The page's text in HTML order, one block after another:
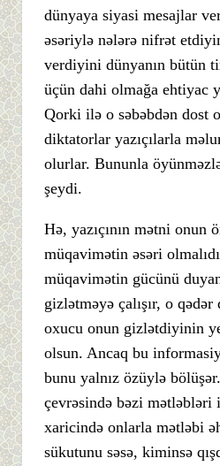
dünyaya siyasi mesajlar
əsəriylə nələrə nifrət
verdiyini dünyanın bütün
üçün dahi olmağa ehtiyac
Qorki ilə o səbəbdən dost
diktatorlar yazıçılarla
olurlar. Bununla
şeydi.
Hə, yazıçının mətni onun
müqavimətin əsəri
müqavimətin gücünü
gizlətməyə çalışır, o
oxucu onun gizlətdiyinin
olsun. Ancaq bu
bunu yalnız özüylə
çevrəsində bəzi mətləbləri
xaricində onlarla mətləbi
sükutunu səsə, kiminsə